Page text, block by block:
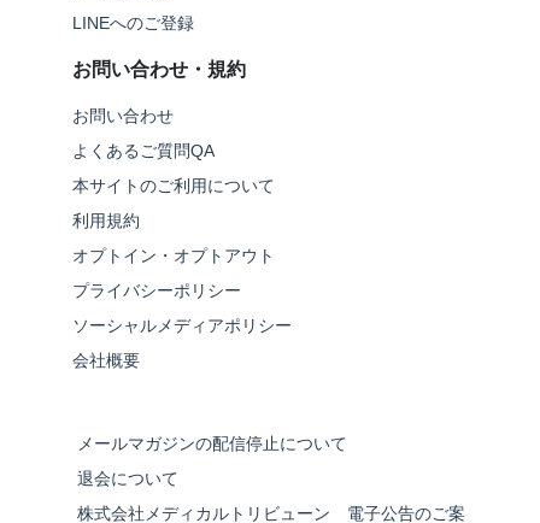
LINEへのご登録
お問い合わせ・規約
お問い合わせ
よくあるご質問QA
本サイトのご利用について
利用規約
オプトイン・オプトアウト
プライバシーポリシー
ソーシャルメディアポリシー
会社概要
メールマガジンの配信停止について
退会について
株式会社メディカルトリビューン 電子公告のご案